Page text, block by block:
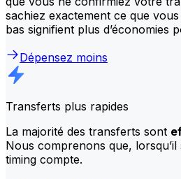
sachiez exactement ce que
bas signifient plus d’économies
Dépensez moins
Transferts plus rapides
La majorité des transferts sont
Nous comprenons que, lorsqu’il
timing compte.